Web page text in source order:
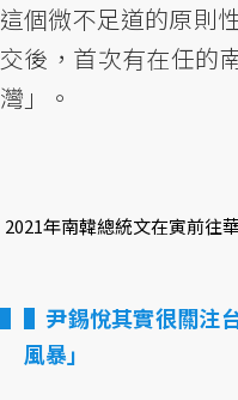
這個微不足道的原則
交後，首次有在任的
灣」。
2021年南韓總統文在寅前往
▌尹錫悅其實很關注
風暴」